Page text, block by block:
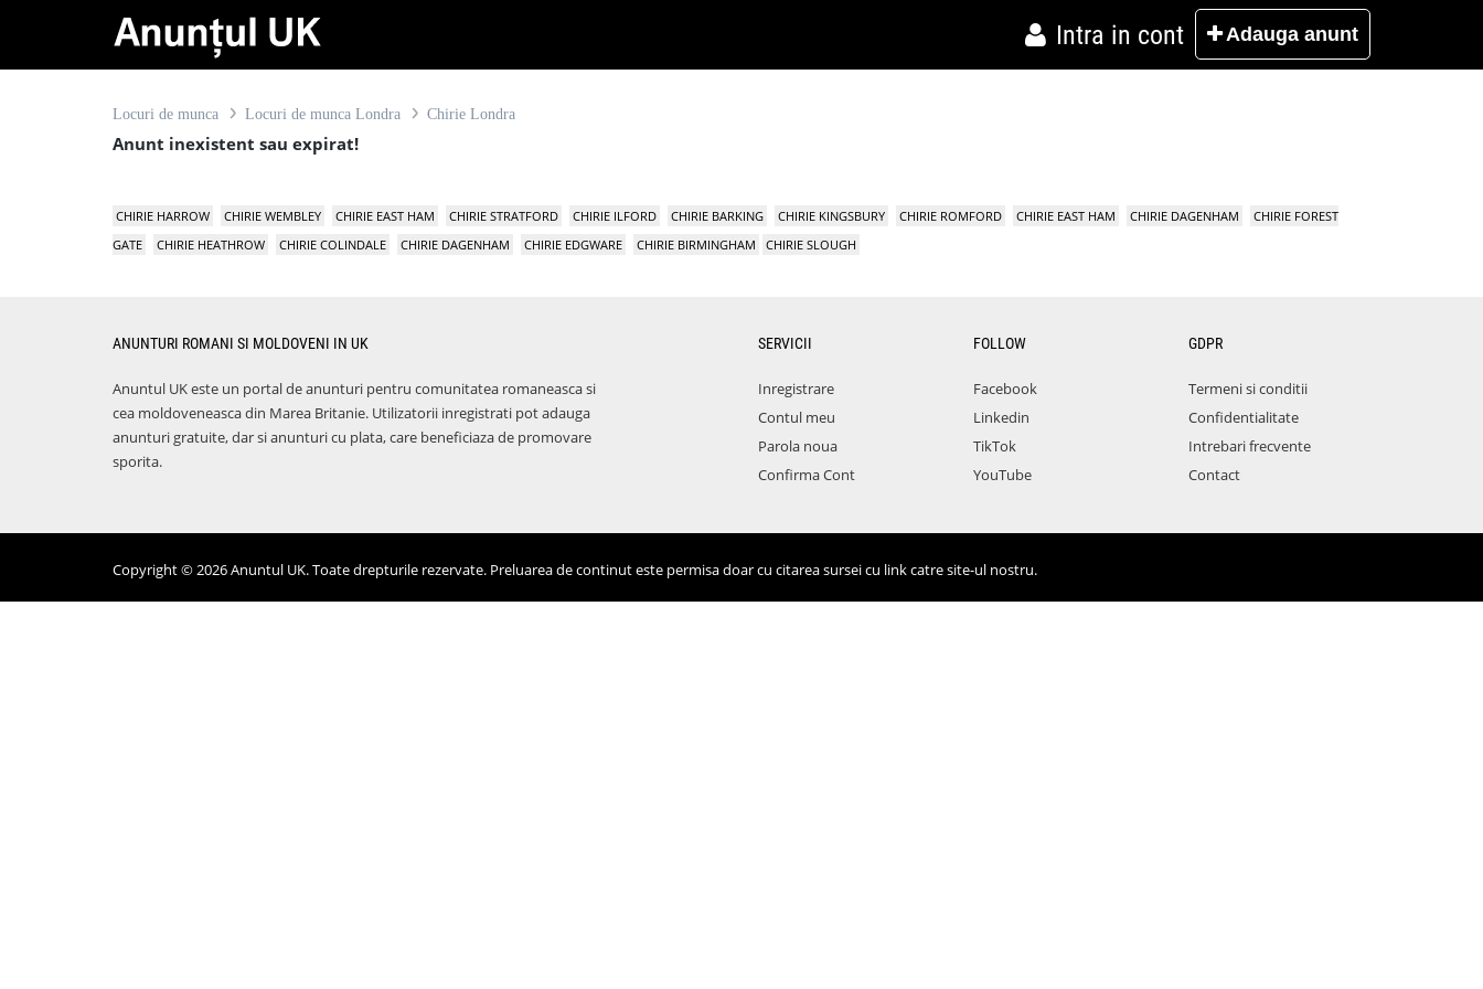
Intra in cont Adauga anunt
Locuri de munca Locuri de munca Londra Chirie Londra
Anunt inexistent sau expirat!
CHIRIE HARROW CHIRIE WEMBLEY CHIRIE EAST HAM CHIRIE STRATFORD CHIRIE ILFORD CHIRIE BARKING CHIRIE KINGSBURY CHIRIE ROMFORD CHIRIE EAST HAM CHIRIE DAGENHAM
CHIRIE FOREST
GATE
CHIRIE HEATHROW CHIRIE COLINDALE CHIRIE DAGENHAM CHIRIE EDGWARE CHIRIE BIRMINGHAM CHIRIE SLOUGH
ANUNTURI ROMANI SI MOLDOVENI IN UK
Anuntul UK este un portal de anunturi pentru comunitatea romaneasca si
cea moldoveneasca din Marea Britanie. Utilizatorii inregistrati pot adauga
anunturi gratuite, dar si anunturi cu plata, care beneficiaza de promovare
sporita.
SERVICII
Inregistrare
Contul meu
Parola noua
Confirma Cont
FOLLOW
Facebook
Linkedin
TikTok
YouTube
GDPR
Termeni si conditii
Confidentialitate
Intrebari frecvente
Contact
Copyright © 2026 Anuntul UK. Toate drepturile rezervate. Preluarea de continut este permisa doar cu citarea sursei cu link catre site-ul nostru.